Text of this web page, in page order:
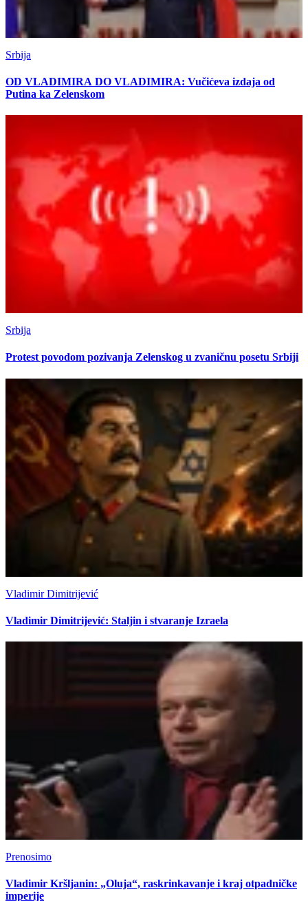
Srbija
OD VLADIMIRA DO VLADIMIRA: Vučićeva izdaja od
Putina ka Zelenskom
Srbija
Protest povodom pozivanja Zelenskog u zvaničnu posetu Srbiji
Vladimir Dimitrijević
Vladimir Dimitrijević: Staljin i stvaranje Izraela
Prenosimo
Vladimir Kršljanin: „Oluja“, raskrinkavanje i kraj otpadničke
imperije